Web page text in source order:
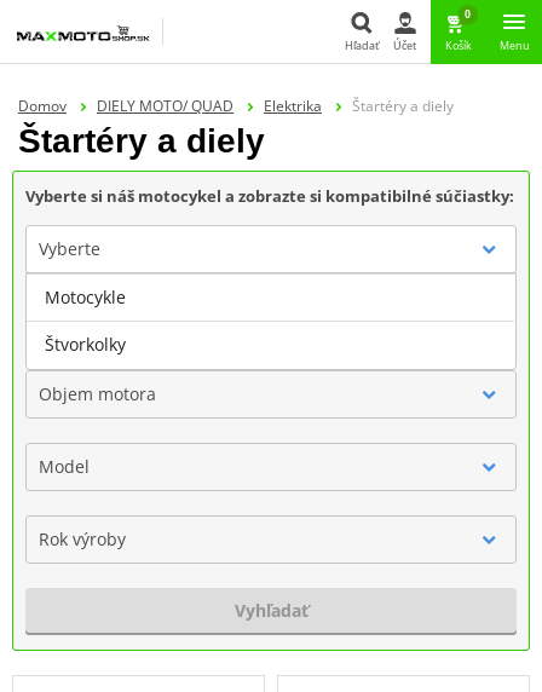
Hľadať
Hľadať Účet
0
Košík Menu
Domov DIELY MOTO/ QUAD Elektrika Štartéry a diely
Štartéry a diely
Vyberte si náš motocykel a zobrazte si kompatibilné súčiastky:
Vyberte
Značka
Objem motora
Model
Rok výroby
Vyhľadať
Motocykle
Štvorkolky